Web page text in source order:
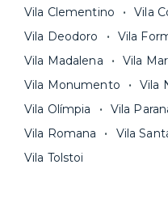
Vila Clementino
Vila
Vila Deodoro
Vila
Vila Madalena
Vila
Vila Monumento
Vila
Vila Olímpia
Vila
Vila Romana
Vila
Vila Tolstoi